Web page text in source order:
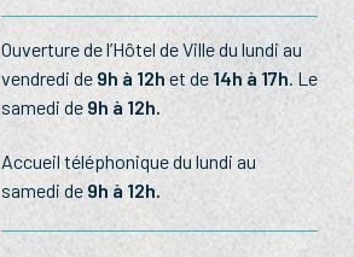
Ouverture de l’Hôtel de Ville du lundi au
vendredi de 9h à 12h et de 14h à 17h . Le
samedi de 9h à 12h.
Accueil téléphonique du lundi au
samedi de 9h à 12h.